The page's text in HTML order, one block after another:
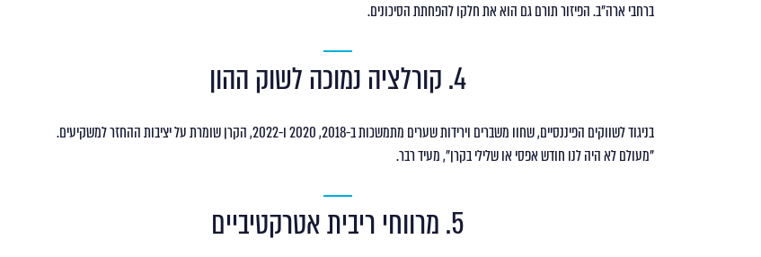
ברחבי ארה"ב. הפיזור תורם גם הוא את חלקו להפחתת הסיכונים.
4. קורלציה נמוכה לשוק ההון
בניגוד לשווקים הפיננסיים, שחוו משברים וירידות שערים מתמשכות ב-2018, 2020 ו-2022, הקרן שומרת על יציבות ההחזר למשקיעים.
"מעולם לא היה לנו חודש אפסי או שלילי בקרן", מעיד רבר.
5. מרווחי ריבית אטרקטיביים